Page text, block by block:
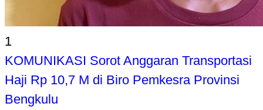
1
KOMUNIKASI Sorot Anggaran Transportasi
Haji Rp 10,7 M di Biro Pemkesra Provinsi
Bengkulu